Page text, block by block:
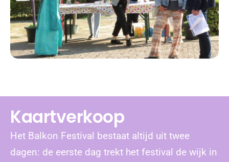
Kaartverkoop
Het Balkon Festival bestaat altijd uit twee
dagen: de eerste dag trekt het festival de wijk in